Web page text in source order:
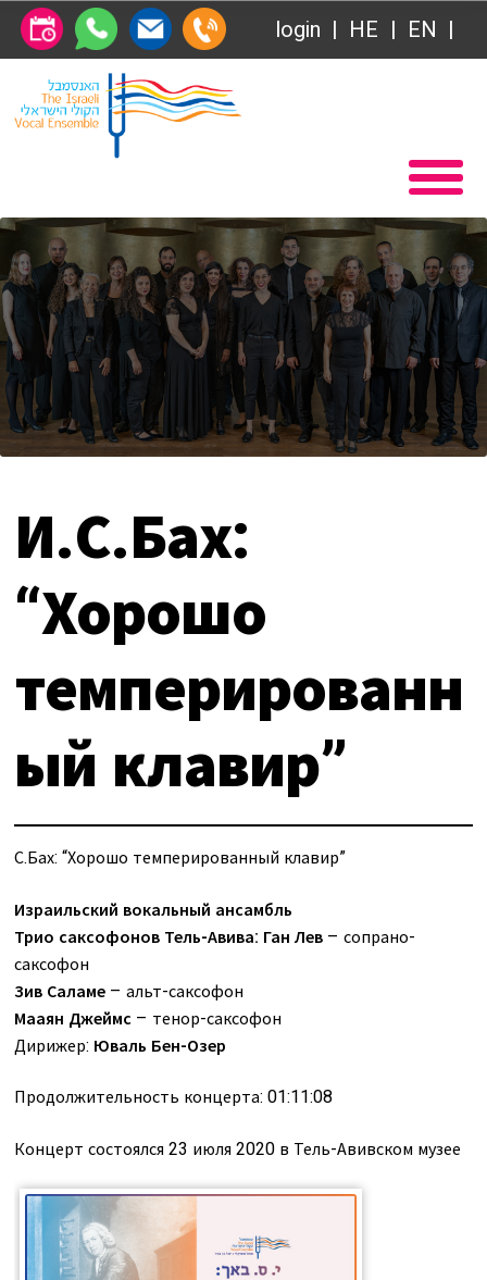
Абонемент
Передачи
Связаться с нами
О нас
за голосом
Магия голоса
Виртуальный зал
мой счет
заказ
Политика сайта
login HE EN
Главная
Вступление в Общество друзей Ансамбля
Абонемент
Передачи
VOD
Связаться с нами
за голосом
Магия голоса
мой счет
И.С.Бах:
“Хорошо
темперированн
ый клавир”
С.Бах: “Хорошо темперированный клавир”
Израильский вокальный ансамбль
Трио саксофонов Тель-Авива: Ган Лев – сопрано-
саксофон
Зив Саламе – альт-саксофон
Мааян Джеймс – тенор-саксофон
Дирижер: Юваль Бен-Озер
Продолжительность концерта: 01:11:08
Концерт состоялся 23 июля 2020 в Тель-Авивском музее